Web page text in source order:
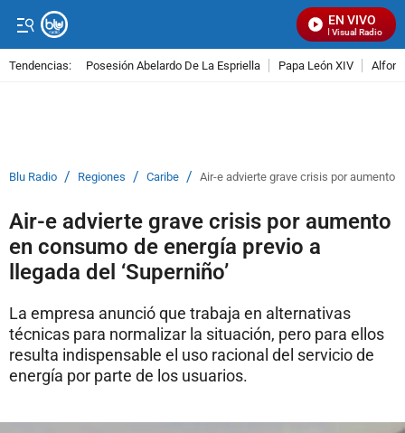
EN VIVO
Señal Visual Radio
Tendencias: Posesión Abelardo De La Espriella Papa León XIV
Blu Radio / Regiones / Caribe / Air-e advierte grave crisis por aumento
Air-e advierte grave crisis por aumento
en consumo de energía previo a
llegada del ‘Superniño’
La empresa anunció que trabaja en alternativas
técnicas para normalizar la situación, pero para ellos
resulta indispensable el uso racional del servicio de
energía por parte de los usuarios.